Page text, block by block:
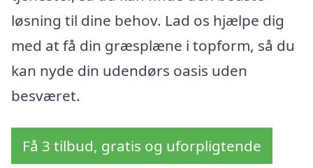
løsning til dine behov. Lad os hjælpe dig
med at få din græsplæne i topform, så du
kan nyde din udendørs oasis uden
besværet.
Få 3 tilbud, gratis og uforpligtende